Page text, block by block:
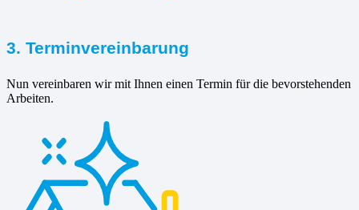
3. Terminvereinbarung
Nun vereinbaren wir mit Ihnen einen Termin für die bevorstehenden
Arbeiten.